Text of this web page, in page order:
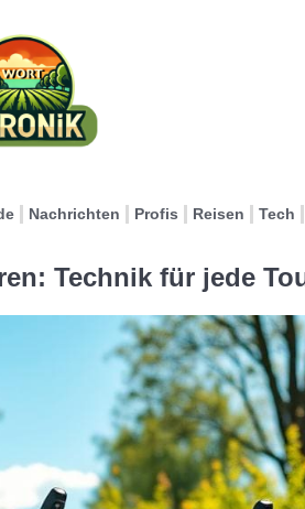
Nachrichten Profis Reisen Tech
Technik für jede